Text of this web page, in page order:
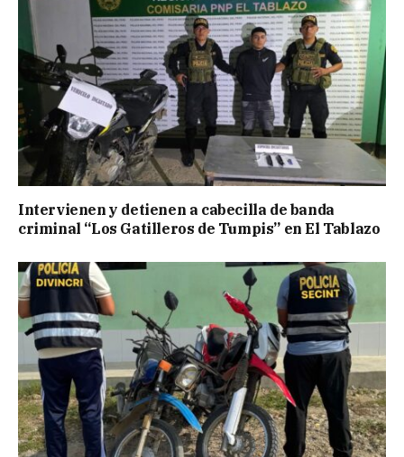
Intervienen y detienen a cabecilla de banda
criminal “Los Gatilleros de Tumpis” en El Tablazo